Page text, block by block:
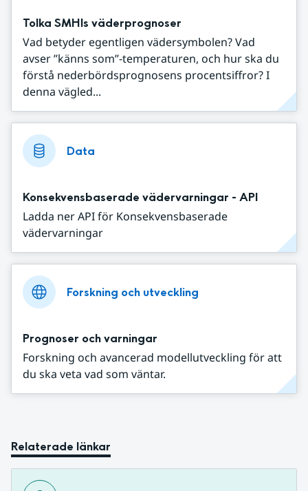
Tolka SMHIs väderprognoser
Vad betyder egentligen vädersymbolen? Vad
avser ”känns som”-temperaturen, och hur ska du
förstå nederbördsprognosens procentsiffror? I
denna vägled...
Data
Konsekvensbaserade vädervarningar - API
Ladda ner API för Konsekvensbaserade
vädervarningar
Forskning och utveckling
Prognoser och varningar
Forskning och avancerad modellutveckling för att
du ska veta vad som väntar.
Relaterade länkar